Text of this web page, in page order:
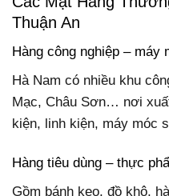
Thuận An
Hàng công nghiệp – máy
Hà Nam có nhiều khu
Mạc, Châu Sơn… nơi
kiện, linh kiện, máy móc
Hàng tiêu dùng – thực
Gồm bánh kẹo, đồ khô,